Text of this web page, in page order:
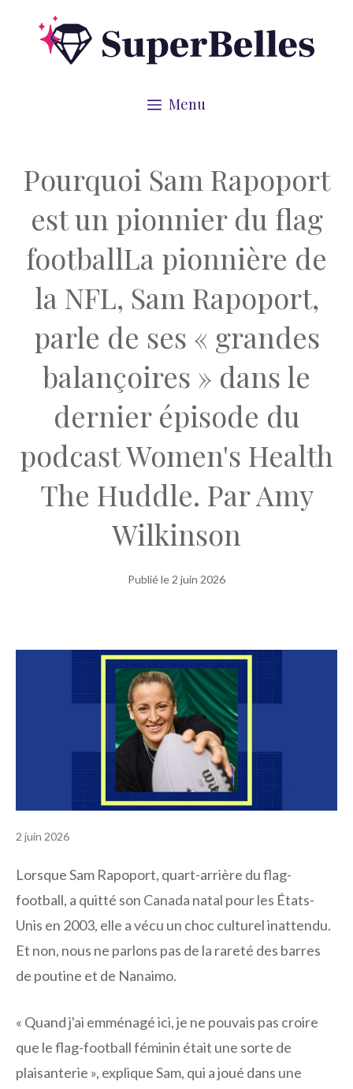
Menu
Pourquoi Sam Rapoport
est un pionnier du flag
footballLa pionnière de
la NFL, Sam Rapoport,
parle de ses « grandes
balançoires » dans le
dernier épisode du
podcast Women's Health
The Huddle. Par Amy
Wilkinson
Publié le 2 juin 2026
2 juin 2026
Lorsque Sam Rapoport, quart-arrière du flag-
football, a quitté son Canada natal pour les États-
Unis en 2003, elle a vécu un choc culturel inattendu.
Et non, nous ne parlons pas de la rareté des barres
de poutine et de Nanaimo.
« Quand j'ai emménagé ici, je ne pouvais pas croire
que le flag-football féminin était une sorte de
plaisanterie », explique Sam, qui a joué dans une